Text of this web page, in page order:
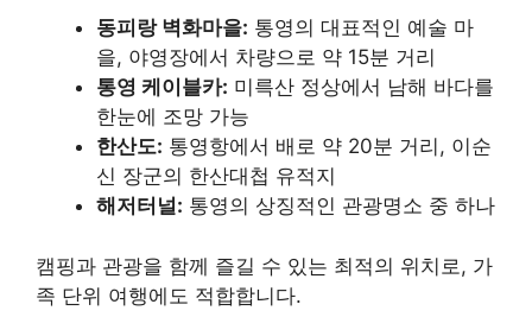
동피랑 벽화마을: 통영의 대표적인 예술 마
을, 야영장에서 차량으로 약 15분 거리
통영 케이블카: 미륵산 정상에서 남해 바다를
한눈에 조망 가능
한산도: 통영항에서 배로 약 20분 거리, 이순
신 장군의 한산대첩 유적지
해저터널: 통영의 상징적인 관광명소 중 하나
캠핑과 관광을 함께 즐길 수 있는 최적의 위치로, 가
족 단위 여행에도 적합합니다.